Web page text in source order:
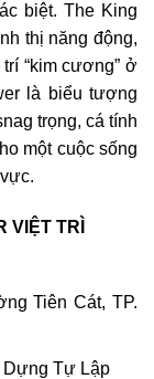
biệt. The King
thị năng động,
“kim cương” ở
là biểu tượng
trọng, cá tính
một cuộc sống
VIỆT TRÌ
Tiên Cát, TP.
Dựng Tự Lập